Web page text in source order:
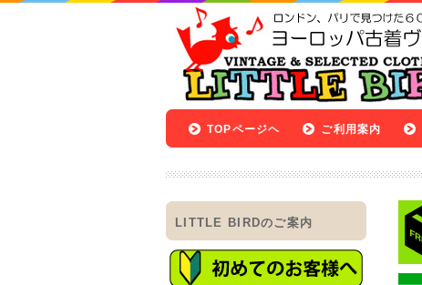
TOPページヘ ご利用案内
LITTLE BIRDのご案内